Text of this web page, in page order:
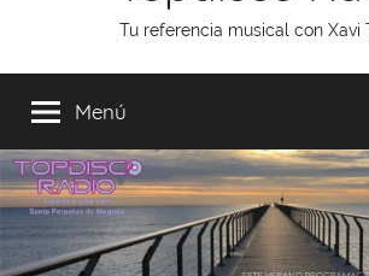
Tu referencia musical con Xavi
Menú